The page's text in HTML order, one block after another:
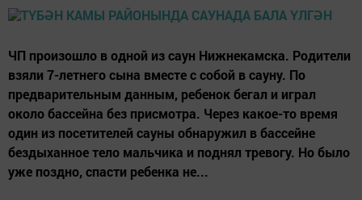
ЧП произошло в одной из саун Нижнекамска. Родители
взяли 7-летнего сына вместе с собой в сауну. По
предварительным данным, ребенок бегал и играл
около бассейна без присмотра. Через какое-то время
один из посетителей сауны обнаружил в бассейне
бездыханное тело мальчика и поднял тревогу. Но было
уже поздно, спасти ребенка не...